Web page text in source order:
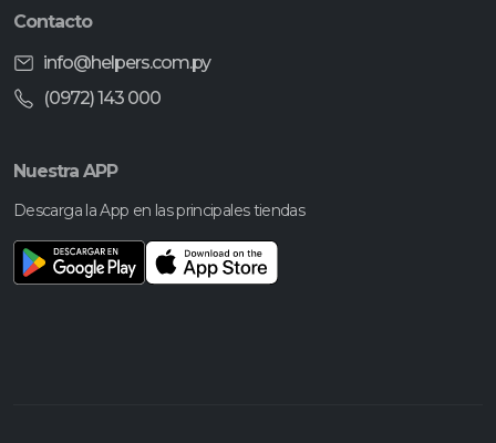
Contacto
info@helpers.com.py
(0972) 143 000
Nuestra APP
Descarga la App en las principales tiendas